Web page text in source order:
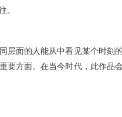
。
层面的人能从中看见某个时刻
要方面。在当今时代，此作品